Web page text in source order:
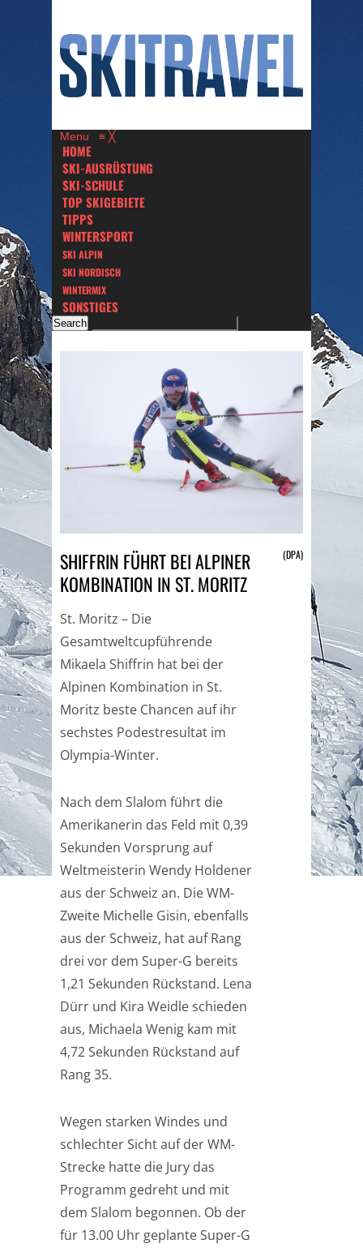
Menu ≡ ╳
HOME
SKI-AUSRÜSTUNG
SKI-SCHULE
TOP SKIGEBIETE
TIPPS
WINTERSPORT
SKI ALPIN
SKI NORDISCH
WINTERMIX
SONSTIGES
SHIFFRIN FÜHRT BEI ALPINER
KOMBINATION IN ST. MORITZ
(DPA)
St. Moritz – Die
Gesamtweltcupführende
Mikaela Shiffrin hat bei der
Alpinen Kombination in St.
Moritz beste Chancen auf ihr
sechstes Podestresultat im
Olympia-Winter.
Nach dem Slalom führt die
Amerikanerin das Feld mit 0,39
Sekunden Vorsprung auf
Weltmeisterin Wendy Holdener
aus der Schweiz an. Die WM-
Zweite Michelle Gisin, ebenfalls
aus der Schweiz, hat auf Rang
drei vor dem Super-G bereits
1,21 Sekunden Rückstand. Lena
Dürr und Kira Weidle schieden
aus, Michaela Wenig kam mit
4,72 Sekunden Rückstand auf
Rang 35.
Wegen starken Windes und
schlechter Sicht auf der WM-
Strecke hatte die Jury das
Programm gedreht und mit
dem Slalom begonnen. Ob der
für 13.00 Uhr geplante Super-G